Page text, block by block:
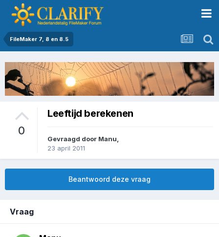
FileMaker 7, 8 en 8.5
0
Leeftijd berekenen
Gevraagd door Manu
23 april 2011
Beantwoord deze vraag
Vraag